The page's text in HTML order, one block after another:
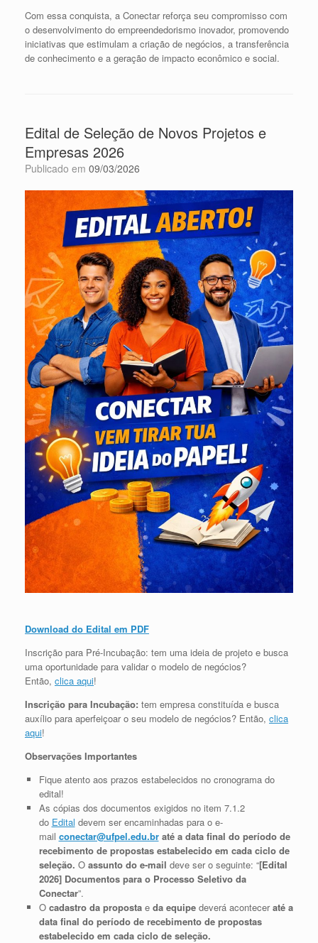
Com essa conquista, a Conectar reforça seu compromisso com
o desenvolvimento do empreendedorismo inovador, promovendo
iniciativas que estimulam a criação de negócios, a transferência
de conhecimento e a geração de impacto econômico e social.
Edital de Seleção de Novos Projetos e
Empresas 2026
Publicado em 09/03/2026
Download do Edital em PDF
Inscrição para Pré-Incubação: tem uma ideia de projeto e busca
uma oportunidade para validar o modelo de negócios?
Então, clica aqui!
Inscrição para Incubação: tem empresa constituída e busca
auxílio para aperfeiçoar o seu modelo de negócios? Então, clica
aqui!
Observações Importantes
Fique atento aos prazos estabelecidos no cronograma do
edital!
As cópias dos documentos exigidos no item 7.1.2
do Edital devem ser encaminhadas para o e-
mail conectar@ufpel.edu.br até a data final do período de
recebimento de propostas estabelecido em cada ciclo de
seleção. O assunto do e-mail deve ser o seguinte: “[Edital
2026] Documentos para o Processo Seletivo da
Conectar”.
O cadastro da propostae da equipedeverá aconteceraté a
data final do período de recebimento de propostas
estabelecido em cada ciclo de seleção.